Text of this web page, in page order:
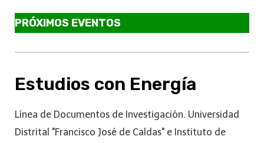
PRÓXIMOS EVENTOS
Estudios con Energía
Línea de Documentos de Investigación. Universidad
Distrital "Francisco José de Caldas" e Instituto de